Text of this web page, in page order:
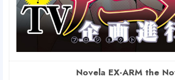
Novela EX-ARM the